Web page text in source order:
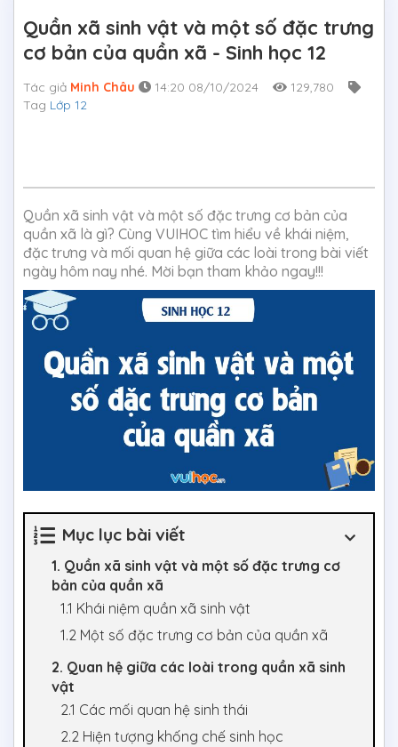
Quần xã sinh vật và một số đặc trưng
cơ bản của quần xã - Sinh học 12
Tác giả Minh Châu 14:20 08/10/2024
129,780
Tag Lớp 12
Quần xã sinh vật và một số đặc trưng cơ bản của
quần xã là gì? Cùng VUIHOC tìm hiểu về khái niệm,
đặc trưng và mối quan hệ giữa các loài trong bài viết
ngày hôm nay nhé. Mời bạn tham khảo ngay!!!
Mục lục bài viết
1. Quần xã sinh vật và một số đặc trưng cơ
bản của quần xã
1.1 Khái niệm quần xã sinh vật
1.2 Một số đặc trưng cơ bản của quần xã
2. Quan hệ giữa các loài trong quần xã sinh
vật
2.1 Các mối quan hệ sinh thái
2.2 Hiện tượng khống chế sinh học